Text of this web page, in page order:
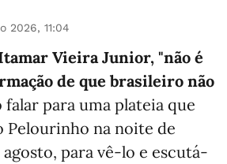
2026, 11:04
Vieira Junior, "não é
de que brasileiro não
falar para uma plateia que
Pelourinho na noite de
para vê-lo e escutá-